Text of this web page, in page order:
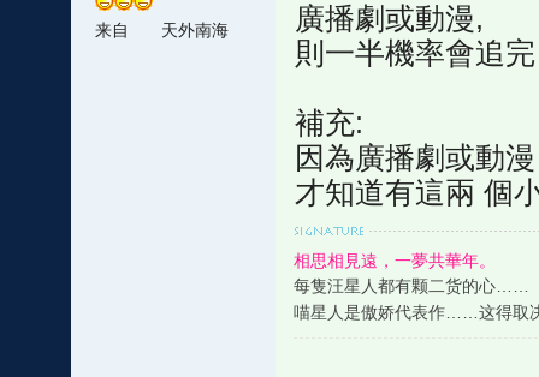
来自 天外南海
廣播劇或動漫,
則一半機率會追完
補充:
因為廣播劇或動漫
才知道有這兩 個
相思相見遠，一夢共華年。
每隻汪星人都有颗二货的心……
喵星人是傲娇代表作……这得